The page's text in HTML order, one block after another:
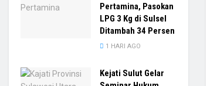
Pertamina, Pasokan
LPG 3 Kg di Sulsel
Ditambah 34 Persen
1 HARI AGO
Kejati Sulut Gelar